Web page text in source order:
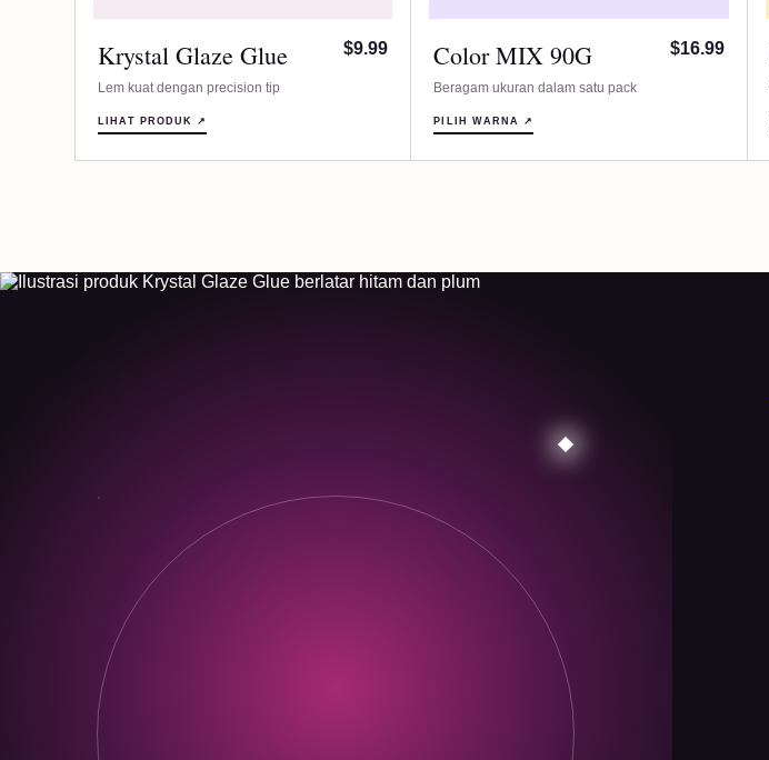
Krystal Glaze Glue
Lem kuat dengan precision tip
$9.99
LIHAT PRODUK ↗
Color MIX 90G
Beragam ukuran dalam satu pack
$16.99
PILIH WARNA ↗